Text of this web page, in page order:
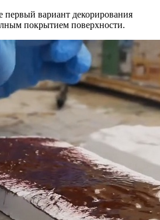
вариант декорирования
покрытием поверхности.